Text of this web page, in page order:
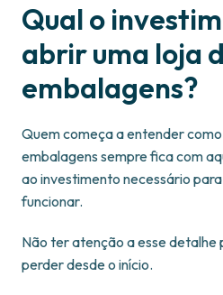
Qual o
abrir uma loja
embalagens?
Quem começa a entender
embalagens sempre fica com
ao investimento necessário
funcionar.
Não ter atenção a esse detalhe
perder desde o início.